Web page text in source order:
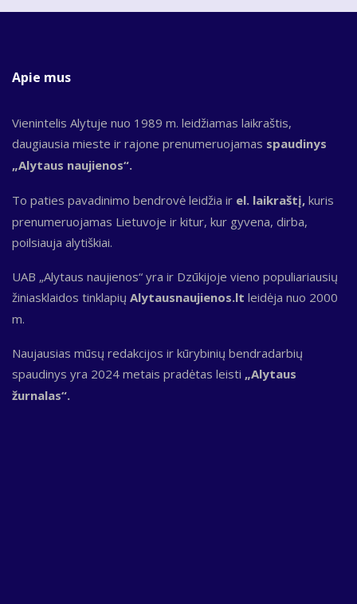
Apie mus
Vienintelis Alytuje nuo 1989 m. leidžiamas laikraštis,
daugiausia mieste ir rajone prenumeruojamas spaudinys
„Alytaus naujienos“.
To paties pavadinimo bendrovė leidžia ir el. laikraštį, kuris
prenumeruojamas Lietuvoje ir kitur, kur gyvena, dirba,
poilsiauja alytiškiai.
UAB „Alytaus naujienos“ yra ir Dzūkijoje vieno populiariausių
žiniasklaidos tinklapių Alytausnaujienos.lt leidėja nuo 2000
m.
Naujausias mūsų redakcijos ir kūrybinių bendradarbių
spaudinys yra 2024 metais pradėtas leisti „Alytaus
žurnalas“.